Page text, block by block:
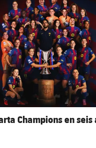
Champions en seis